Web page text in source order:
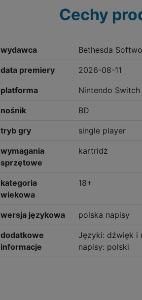
Cechy
wydawca Bethesda
data premiery 2026-08-11
platforma Nintendo Switch
nośnik BD
tryb gry single player
wymagania
sprzętowe
kartridż
kategoria
wiekowa
18+
wersja językowa polska napisy
dodatkowe
informacje
Języki: dźwięk i
napisy: polski